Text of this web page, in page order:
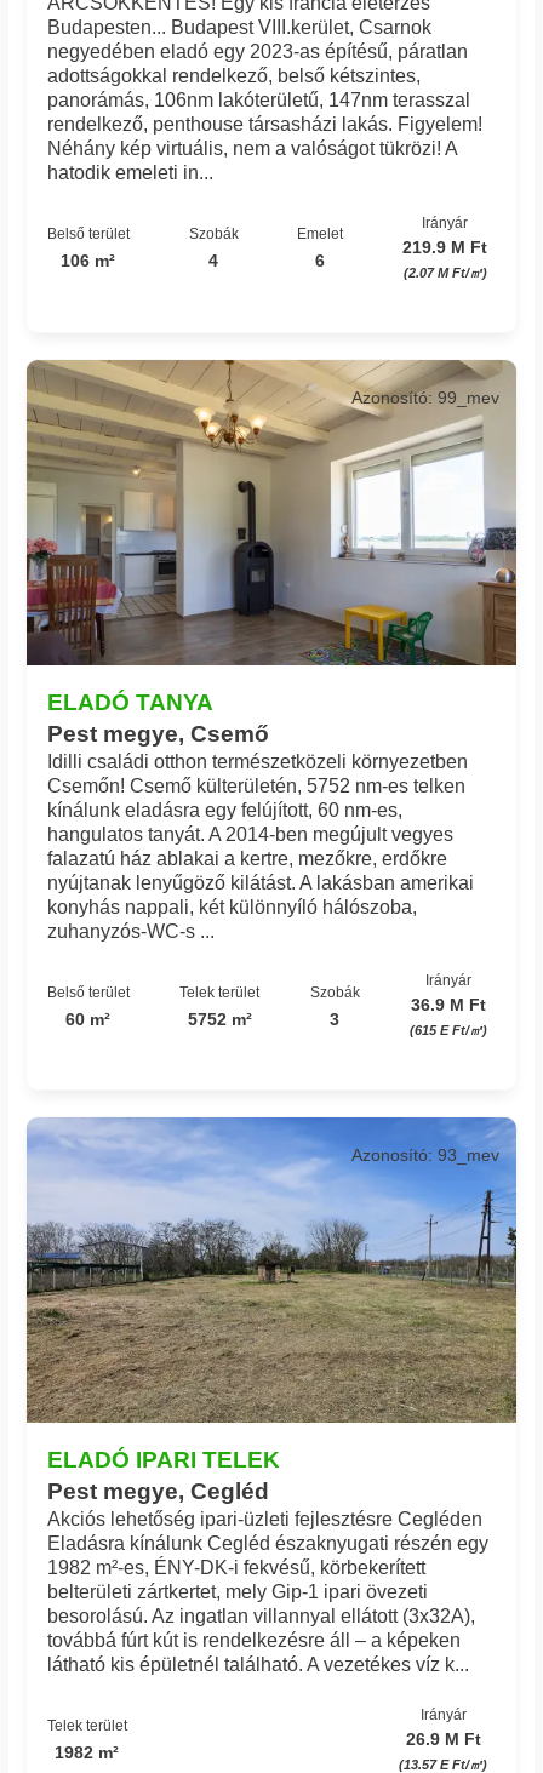
Budapesten... Budapest VIII.kerület, Csarnok
negyedében eladó egy 2023-as építésű, páratlan
adottságokkal rendelkező, belső kétszintes,
panorámás, 106nm lakóterületű, 147nm terasszal
rendelkező, penthouse társasházi lakás. Figyelem!
Néhány kép virtuális, nem a valóságot tükrözi! A
hatodik emeleti in...
Belső terület
106 m²
Szobák
4
Emelet
6
Irányár
219.9 M Ft
(2.07 M Ft/㎡)
ELADÓ TANYA
Pest megye, Csemő
Azonosító: 99_mev
Idilli családi otthon természetközeli környezetben
Csemőn! Csemő külterületén, 5752 nm-es telken
kínálunk eladásra egy felújított, 60 nm-es,
hangulatos tanyát. A 2014-ben megújult vegyes
falazatú ház ablakai a kertre, mezőkre, erdőkre
nyújtanak lenyűgöző kilátást. A lakásban amerikai
konyhás nappali, két különnyíló hálószoba,
zuhanyzós-WC-s ...
Belső terület
60 m²
Telek terület
5752 m²
Szobák
3
Irányár
36.9 M Ft
(615 E Ft/㎡)
ELADÓ IPARI TELEK
Pest megye, Cegléd
Azonosító: 93_mev
Akciós lehetőség ipari-üzleti fejlesztésre Cegléden
Eladásra kínálunk Cegléd északnyugati részén egy
1982 m²-es, ÉNY-DK-i fekvésű, körbekerített
belterületi zártkertet, mely Gip-1 ipari övezeti
besorolású. Az ingatlan villannyal ellátott (3x32A),
továbbá fúrt kút is rendelkezésre áll – a képeken
látható kis épületnél található. A vezetékes víz k...
Telek terület
1982 m²
Irányár
26.9 M Ft
(13.57 E Ft/㎡)